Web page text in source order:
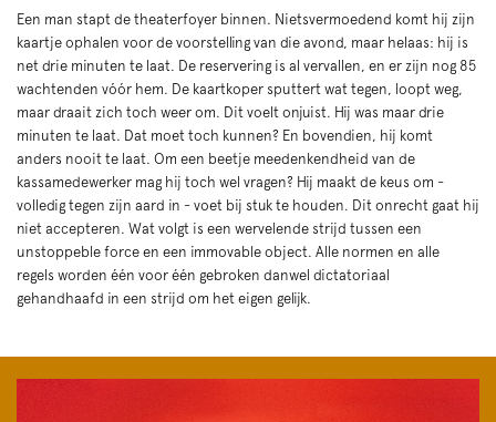
Een man stapt de theaterfoyer binnen. Nietsvermoedend komt hij zijn
kaartje ophalen voor de voorstelling van die avond, maar helaas: hij is
net drie minuten te laat. De reservering is al vervallen, en er zijn nog 85
wachtenden vóór hem. De kaartkoper sputtert wat tegen, loopt weg,
maar draait zich toch weer om. Dit voelt onjuist. Hij was maar drie
minuten te laat. Dat moet toch kunnen? En bovendien, hij komt
anders nooit te laat. Om een beetje meedenkendheid van de
kassamedewerker mag hij toch wel vragen? Hij maakt de keus om -
volledig tegen zijn aard in - voet bij stuk te houden. Dit onrecht gaat hij
niet accepteren. Wat volgt is een wervelende strijd tussen een
unstoppeble force en een immovable object. Alle normen en alle
regels worden één voor één gebroken danwel dictatoriaal
gehandhaafd in een strijd om het eigen gelijk.